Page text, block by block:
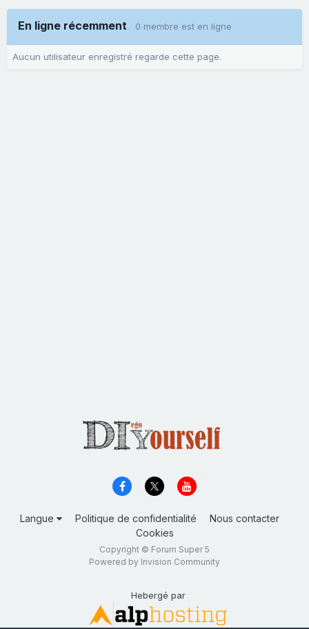
En ligne récemment 0 membre est en ligne
Aucun utilisateur enregistré regarde cette page.
Langue Politique de confidentialité
Nous contacter
Cookies
Copyright © Forum Super 5
Powered by Invision Community
Hebergé par